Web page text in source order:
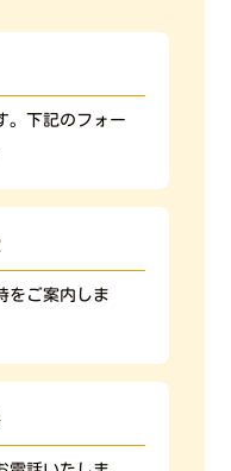
。下記のフォー
をご案内しま